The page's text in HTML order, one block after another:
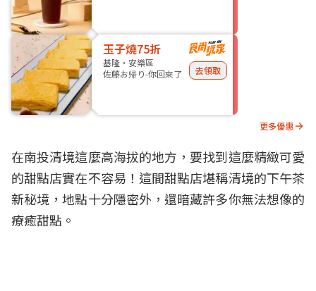
玉子燒75折
基隆・安樂區
佐藤お帰り-你回來了
去領取
更多優惠
在南投清境這麼高海拔的地方，要找到這麼精緻可愛
的甜點店實在不容易！這間甜點店堪稱清境的下午茶
新秘境，地點十分隱密外，還暗藏許多你無法想像的
療癒甜點。